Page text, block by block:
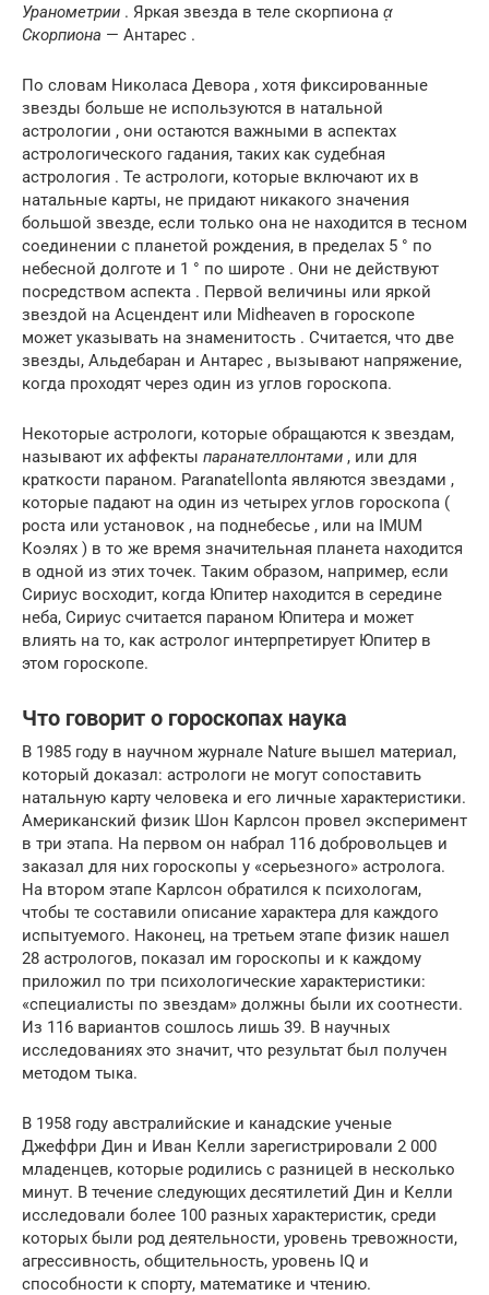
Уранометрии . Яркая звезда в теле скорпиона ᾳ
Скорпиона — Антарес .
По словам Николаса Девора , хотя фиксированные
звезды больше не используются в натальной
астрологии , они остаются важными в аспектах
астрологического гадания, таких как судебная
астрология . Те астрологи, которые включают их в
натальные карты, не придают никакого значения
большой звезде, если только она не находится в тесном
соединении с планетой рождения, в пределах 5 ° по
небесной долготе и 1 ° по широте . Они не действуют
посредством аспекта . Первой величины или яркой
звездой на Асцендент или Midheaven в гороскопе
может указывать на знаменитость . Считается, что две
звезды, Альдебаран и Антарес , вызывают напряжение,
когда проходят через один из углов гороскопа.
Некоторые астрологи, которые обращаются к звездам,
называют их аффекты паранателлонтами , или для
краткости параном. Paranatellonta являются звездами ,
которые падают на один из четырех углов гороскопа (
роста или установок , на поднебесье , или на IMUM
Коэлях ) в то же время значительная планета находится
в одной из этих точек. Таким образом, например, если
Сириус восходит, когда Юпитер находится в середине
неба, Сириус считается параном Юпитера и может
влиять на то, как астролог интерпретирует Юпитер в
этом гороскопе.
Что говорит о гороскопах наука
В 1985 году в научном журнале Nature вышел материал,
который доказал: астрологи не могут сопоставить
натальную карту человека и его личные характеристики.
Американский физик Шон Карлсон провел эксперимент
в три этапа. На первом он набрал 116 добровольцев и
заказал для них гороскопы у «серьезного» астролога.
На втором этапе Карлсон обратился к психологам,
чтобы те составили описание характера для каждого
испытуемого. Наконец, на третьем этапе физик нашел
28 астрологов, показал им гороскопы и к каждому
приложил по три психологические характеристики:
«специалисты по звездам» должны были их соотнести.
Из 116 вариантов сошлось лишь 39. В научных
исследованиях это значит, что результат был получен
методом тыка.
В 1958 году австралийские и канадские ученые
Джеффри Дин и Иван Келли зарегистрировали 2 000
младенцев, которые родились с разницей в несколько
минут. В течение следующих десятилетий Дин и Келли
исследовали более 100 разных характеристик, среди
которых были род деятельности, уровень тревожности,
агрессивность, общительность, уровень IQ и
способности к спорту, математике и чтению.